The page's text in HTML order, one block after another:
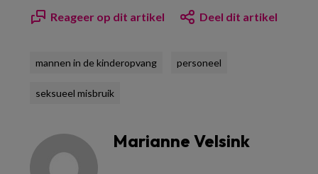
Reageer op dit artikel Deel dit artikel
mannen in de kinderopvang personeel
seksueel misbruik
Marianne Velsink